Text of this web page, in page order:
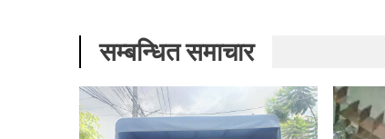
सम्बन्धित समाचार